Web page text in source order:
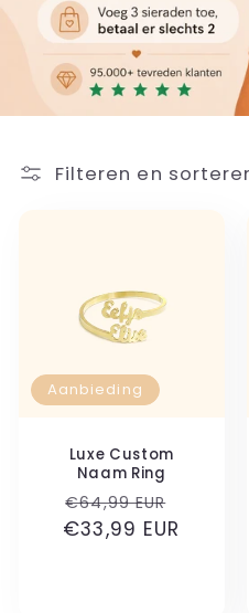
e
Filteren en
Aanbieding
Luxe Custom
Naam Ring
Normale
prijs
€64,99 EUR
€33,99 EUR